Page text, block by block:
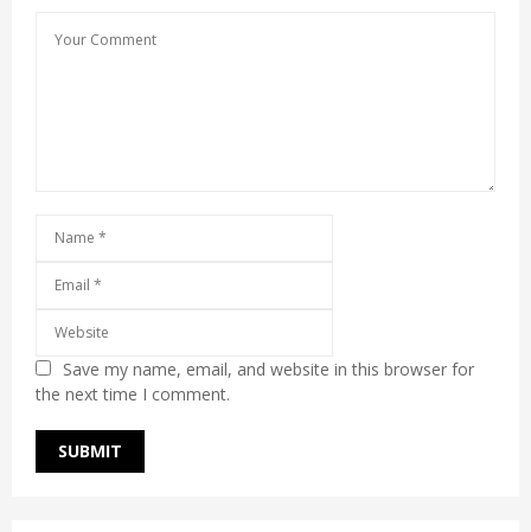
Save my name, email, and website in this browser for
the next time I comment.